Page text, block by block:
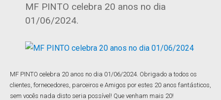
MF PINTO celebra 20 anos no dia
01/06/2024.
MF PINTO celebra 20 anos no dia 01/06/2024. Obrigado a todos os
clientes, fornecedores, parceiros e Amigos por estes 20 anos fantásticos,
sem vocês nada disto seria possível! Que venham mais 20!